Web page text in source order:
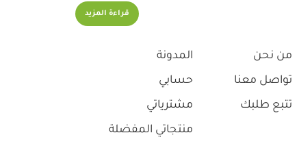
قراءة المزيد
من نحن
تواصل معنا
تتبع طلبك
المدونة
حسابي
مشترياتي
منتجاتي المفضلة